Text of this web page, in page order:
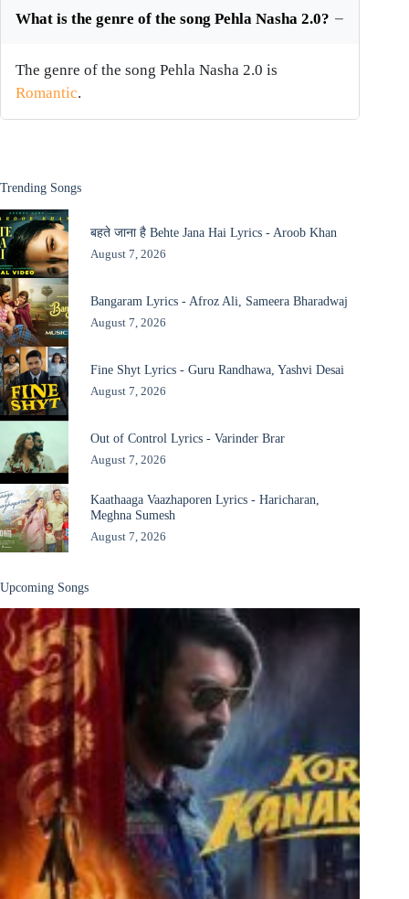
What is the genre of the song Pehla Nasha 2.0?
The genre of the song Pehla Nasha 2.0 is
Romantic.
Trending Songs
बहते जाना है Behte Jana Hai Lyrics - Aroob Khan
August 7, 2026
Bangaram Lyrics - Afroz Ali, Sameera Bharadwaj
August 7, 2026
Fine Shyt Lyrics - Guru Randhawa, Yashvi Desai
August 7, 2026
Out of Control Lyrics - Varinder Brar
August 7, 2026
Kaathaaga Vaazhaporen Lyrics - Haricharan,
Meghna Sumesh
August 7, 2026
Upcoming Songs